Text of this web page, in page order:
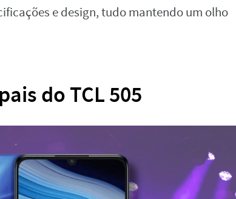
e design, tudo mantendo um olho
do TCL 505